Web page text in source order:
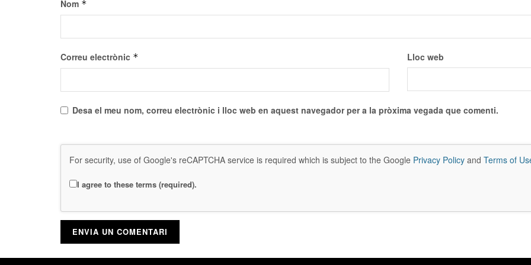
Nom *
Correu electrònic * Lloc web
Desa el meu nom, correu electrònic i lloc web en aquest navegador per a la pròxima vegada que comenti.
For security, use of Google's reCAPTCHA service is required which is subject to the Google Privacy Policy and Terms of
I agree to these terms (required).